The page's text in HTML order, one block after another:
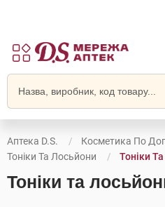
Аптека D.S.
Косметика По
Тоніки Та Лосьйони
Тоніки
Тоніки та